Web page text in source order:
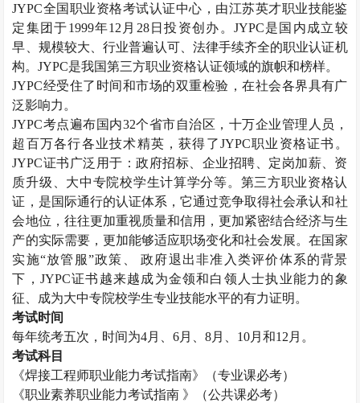
JYPC全国职业资格考试认证中心，由江苏英才职业技能鉴
定集团于1999年12 月 28日投资创办。 JYPC是国内成立较
早、规模较大、行业普遍认可、法律手续齐全的职业认证机
构。JYPC是我国第三方职业资格认证领域的旗帜和榜样。
JYPC经受住了时间和市场的双重检验，在社会各界具有广
泛影响力。
JYPC考点遍布国内32个省市自治区，十万企业管理人员，
超百万各行各业技术精英，获得了JYPC职业资格证书。
JYPC证书广泛用于：政府招标、企业招聘、定岗加薪、资
质升级、大中专院校学生计算学分等。第三方职业资格认
证，是国际通行的认证体系，它通过竞争取得社会承认和社
会地位，往往更加重视质量和信用，更加紧密结合经济与生
产的实际需要，更加能够适应职场变化和社会发展。在国家
实施“放管服”政策、 政府退出非准入类评价体系的背景
下， JYPC证书越来越成为金领和白领人士执业能力的象
征、成为大中专院校学生专业技能水平的有力证明。
考试时间
每年统考五次，时间为4月、6月、8月、 10月和12 月。
考试科目
《焊接工程师职业能力考试指南》（专业课必考）
《职业素养职业能力考试指南 》（公共课必考）